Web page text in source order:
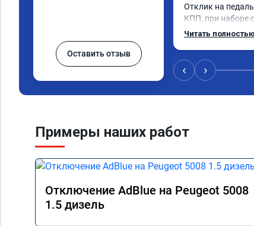
Оставить отзыв
Отклик на
КПП, при наборе
солидный запас
Читать полностью
‹ ›
Примеры наших работ
Отключение AdBlue на Peugeot 5008
1.5 дизель